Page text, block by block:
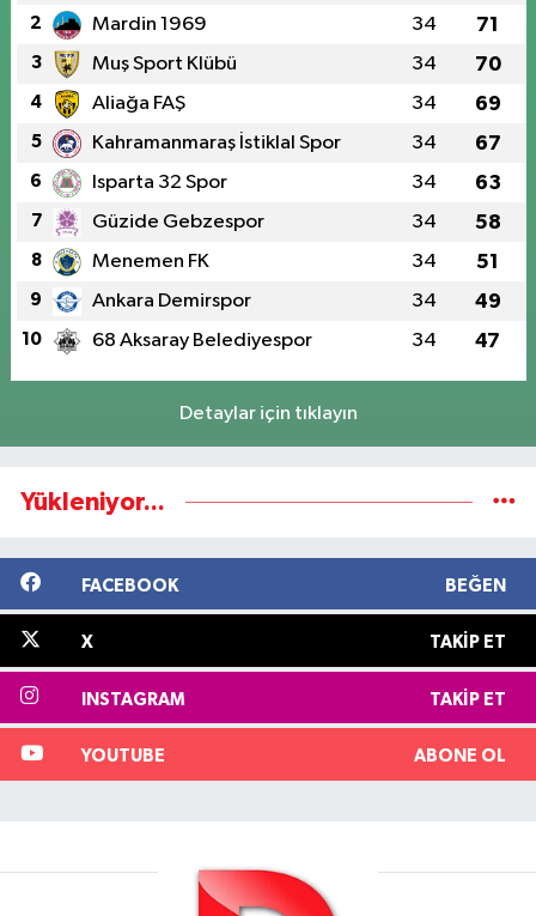
2 Mardin 1969 34 71
3 Muş Sport Klübü 34 70
4 Aliağa FAŞ 34 69
5 Kahramanmaraş İstiklal Spor 34 67
6 Isparta 32 Spor 34 63
7 Güzide Gebzespor 34 58
8 Menemen FK 34 51
9 Ankara Demirspor 34 49
10 68 Aksaray Belediyespor 34 47
Detaylar için tıklayın
Yükleniyor...
FACEBOOK BEĞEN
X TAKIP ET
INSTAGRAM TAKIP ET
YOUTUBE ABONE OL